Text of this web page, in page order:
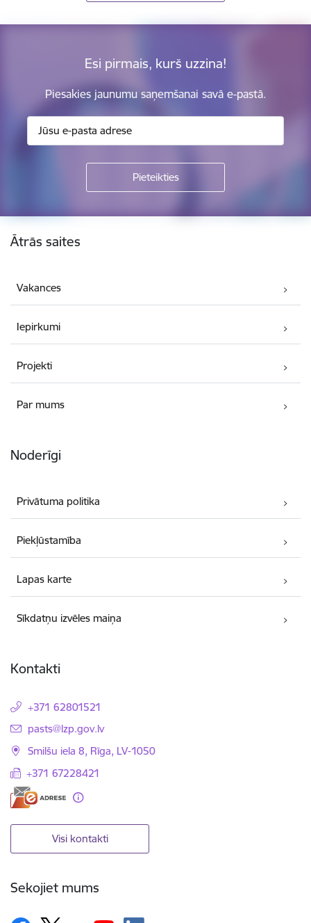
Esi pirmais, kurš uzzina!
Piesakies jaunumu saņemšanai savā e-pastā.
Kājene
Ātrās saites
Vakances
Iepirkumi
Projekti
Par mums
Noderīgi
Privātuma politika
Piekļūstamība
Lapas karte
Sīkdatņu izvēles maiņa
Kontakti
+371 62801521
E-pasts:
pasts@lzp.gov.lv
Smilšu iela 8, Rīga, LV-1050
+371 67228421
Visi kontakti
Sekojiet mums